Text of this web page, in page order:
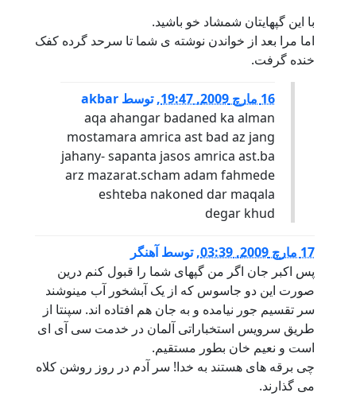
با این گپهایتان شمشاد خو باشید.
اما مرا بعد از خواندن نوشته ی شما تا سرحد گرده کفک
خنده گرفت.
16 مارچ 2009, 19:47 ,توسط akbar
aqa ahangar badaned ka alman
mostamara amrica ast bad az jang
jahany- sapanta jasos amrica ast.ba
arz mazarat.scham adam fahmede
eshteba nakoned dar maqala
degar khud
17 مارچ 2009, 03:39 ,توسط آهنگر
پس اکبر جان اگر من گپهای شما را قبول کنم درین
صورت این دو جاسوس که از یک آبشخور آب مینوشند
سر تقسیم جور نیامده و به جان هم افتاده اند. سپنتا از
طریق سرویس استخباراتی آلمان در خدمت سی آی ای
است و نعیم خان بطور مستقیم.
چی برقه های هستند به خدا! سر آدم در روز روشن کلاه
می گذارند.